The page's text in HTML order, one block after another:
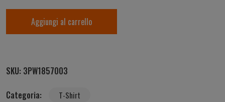
Aggiungi al carrello
SKU: 3PW1857003
Categoria:
T-Shirt